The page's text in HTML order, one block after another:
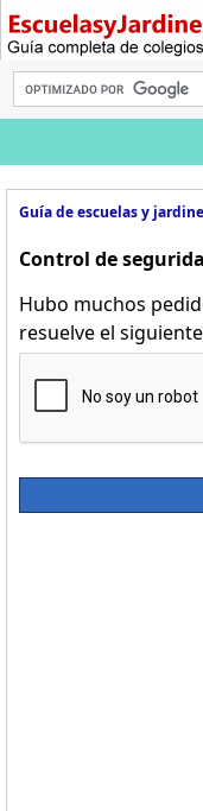
Guía de escuelas y
Control de
Hubo muchos
resuelve el